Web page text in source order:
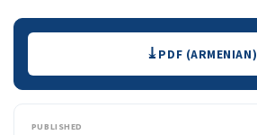
Downloads PDF (ARMENIAN)
PUBLISHED